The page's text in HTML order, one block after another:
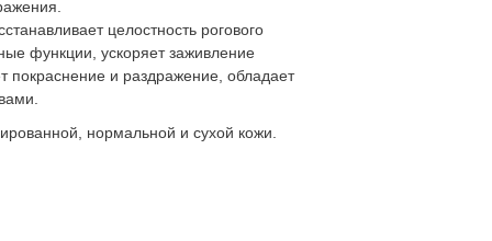
целостность рогового
функции, ускоряет заживление
покраснение и раздражение, обладает
нормальной и сухой кожи.